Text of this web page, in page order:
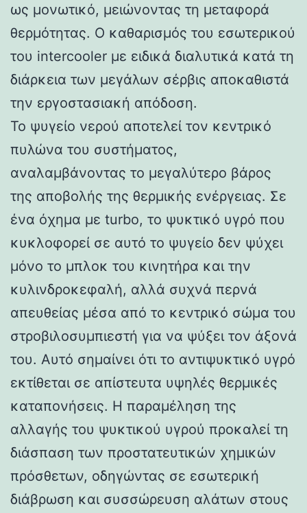
ως μονωτικό, μειώνοντας τη μεταφορά
θερμότητας. Ο καθαρισμός του εσωτερικού
του intercooler με ειδικά διαλυτικά κατά τη
διάρκεια των μεγάλων σέρβις αποκαθιστά
την εργοστασιακή απόδοση.
Το ψυγείο νερού αποτελεί τον κεντρικό
πυλώνα του συστήματος,
αναλαμβάνοντας το μεγαλύτερο βάρος
της αποβολής της θερμικής ενέργειας. Σε
ένα όχημα με turbo, το ψυκτικό υγρό που
κυκλοφορεί σε αυτό το ψυγείο δεν ψύχει
μόνο το μπλοκ του κινητήρα και την
κυλινδροκεφαλή, αλλά συχνά περνά
απευθείας μέσα από το κεντρικό σώμα του
στροβιλοσυμπιεστή για να ψύξει τον άξονά
του. Αυτό σημαίνει ότι το αντιψυκτικό υγρό
εκτίθεται σε απίστευτα υψηλές θερμικές
καταπονήσεις. Η παραμέληση της
αλλαγής του ψυκτικού υγρού προκαλεί τη
διάσπαση των προστατευτικών χημικών
πρόσθετων, οδηγώντας σε εσωτερική
διάβρωση και συσσώρευση αλάτων στους